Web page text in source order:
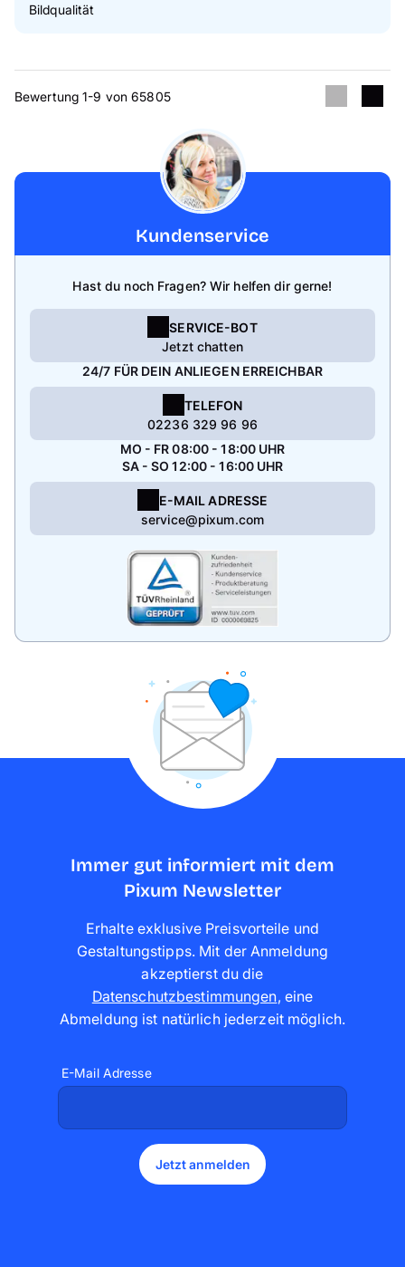
Bildqualität
Bewertung 1-9 von 65805
Kundenservice
Hast du noch Fragen? Wir helfen dir gerne!
SERVICE-BOT
Jetzt chatten
24/7 FÜR DEIN ANLIEGEN ERREICHBAR
TELEFON
02236 329 96 96
MO - FR 08:00 - 18:00 UHR
SA - SO 12:00 - 16:00 UHR
E-MAIL ADRESSE
service@pixum.com
Immer gut informiert mit dem
Pixum Newsletter
Erhalte exklusive Preisvorteile und
Gestaltungstipps. Mit der Anmeldung
akzeptierst du die
Datenschutzbestimmungen, eine
Abmeldung ist natürlich jederzeit möglich.
E-Mail Adresse
Jetzt anmelden